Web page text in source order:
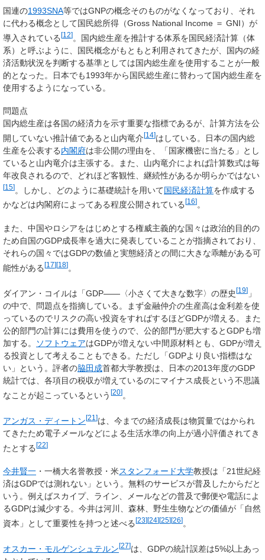
国連の1993SNA等ではGNPの概念そのものがなくなっており、それ
に代わる概念として国民総所得（Gross National Income ＝ GNI）が
導入されている[12]。国内総生産を推計する体系を国民経済計算（体
系）と呼ぶように、国民概念がもともと利用されてきたが、国内の経
済活動状況を判断する基準としては国内総生産を使用することが一般
的となった。日本でも1993年から国民総生産に替わって国内総生産を
使用するようになっている。
問題点
国内総生産は各国の経済力を示す重要な指標であるが、計算方法を公
開していない推計値であると山内竜介[14]はしている。日本の国内総
生産を公表する内閣府は非公開の理由を、「国家機密に当たる」とし
ていると山内竜介は主張する。また、山内竜介によれば計算数式は毎
年改良されるので、どれほど客観性、継続性があるか明らかではない
[15]。しかし、どのように基礎統計を用いて国民経済計算を作成する
かなどは内閣府によってある程度公開されている [16] 。
また、中国やロシアをはじめとする権威主義的な国々は政治的目的の
ため自国のGDP成長率を過大に発表していることが指摘されており、
それらの国々ではGDPの数値と実態経済との間に大きな乖離がある可
能性がある[17][18]。
ダイアン・コイルは「GDP――〈小さくて大きな数字〉の歴史[19] 」
の中で、問題点を指摘している。まず金融仲介の生産高は金利差を使
っているのでリスクの高い投資をすればするほどGDPが増える。また
公的部門の計算には費用を使うので、公的部門が肥大するとGDPも増
加する。
ソフトウェアはGDPが増えない中間原材料とも、GDPが増え
る投資として考えることもできる。ただし「GDPより良い指標はな
い」という。評者の脇田成首都大学教授は、日本の2013年度のGDP
統計では、各項目の税収が増えているのにマイナス成長という不思議
なことが起こっているという [20]。
アンガス・ディートン[21 ]は、今までの経済成長は物質量ではかられ
てきたため電子メールなどによる生活水準の向上が過小評価されてき
たとする[22]
今井賢一 ・一橋大名誉教授・米スタンフォード大学教授は「21世紀経
済はGDPでは測れない」という。無料のサービスが普及したからだと
いう。例えばスカイプ、ライン、メールなどの普及で郵便や電話によ
るGDPは減少する。今井は河川、森林、野生生物などの価値が「自然
資本」として重要性を持つと述べる[23][24][25][26]。
オスカー・モルゲンシュテルン[27]は、GDPの統計誤差は5%以上あっ